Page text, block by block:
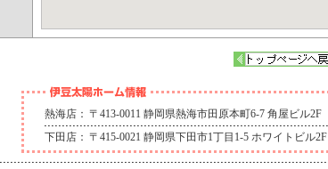
熱海店： 〒413-0011 静岡県熱海市田原本町6-7 角屋ビル2F
下田店： 〒415-0021 静岡県下田市1丁目1-5 ホワイトビル2F